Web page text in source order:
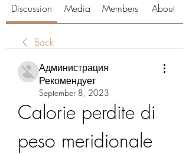
Discussion Media Members About
Back
Администрация
Рекомендует
September 8, 2023
Calorie perdite di
peso meridionale